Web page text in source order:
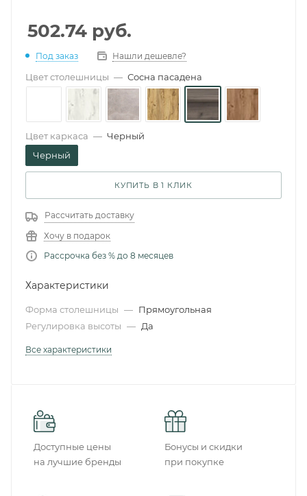
502.74 руб.
Под заказ Нашли дешевле?
Цвет столешницы — Сосна пасадена
Цвет каркаса — Черный
Черный
КУПИТЬ В 1 КЛИК
Рассчитать доставку
Хочу в подарок
Рассрочка без % до 8 месяцев
Характеристики
Форма столешницы — Прямоугольная
Регулировка высоты — Да
Все характеристики
Доступные цены
на лучшие бренды
Бонусы и скидки
при покупке